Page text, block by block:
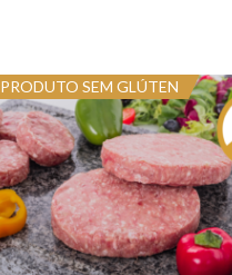
PRODUTO SEM GLÚTEN